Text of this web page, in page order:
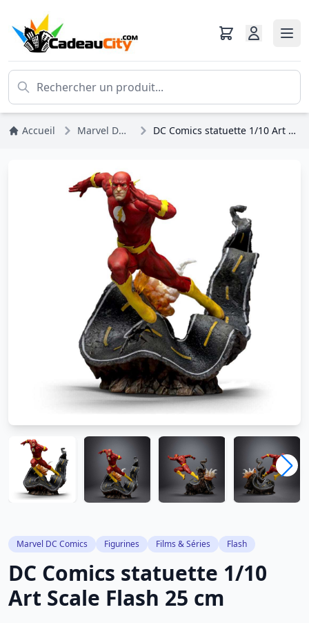
Accueil Marvel DC Comics DC Comics statuette 1/10 Art Scale Flash 25 cm
Marvel DC Comics Figurines Films & Séries Flash
DC Comics statuette 1/10
Art Scale Flash 25 cm